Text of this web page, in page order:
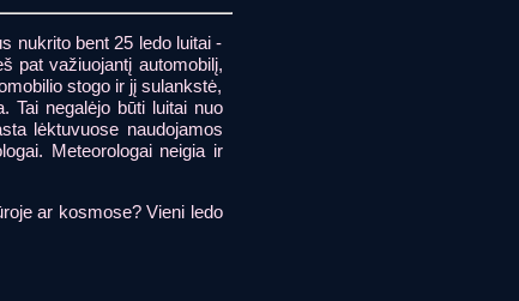
nukrito bent 25 ledo luitai -
pat važiuojantį automobilį,
stogo ir jį sulankstė,
Tai negalėjo būti luitai nuo
lėktuvuose naudojamos
Meteorologai neigia ir
ar kosmose? Vieni ledo